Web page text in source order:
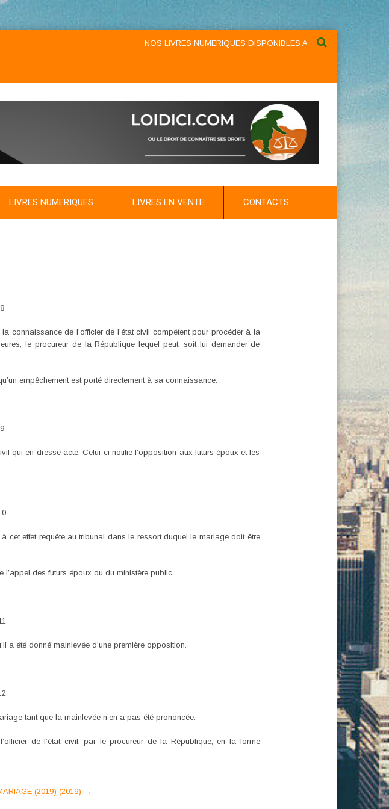
NOS LIVRES NUMERIQUES DISPONIBLES AU NIVEAU DU MENU
LIVRES NUMERIQUES LIVRES EN VENTE CONTACTS
connaissance de l’officier de l’état civil compétent pour procéder à la
le procureur de la République lequel peut, soit lui demander de
empêchement est porté directement à sa connaissance.
qui en dresse acte. Celui-ci notifie l’opposition aux futurs époux et les
cet effet requête au tribunal dans le ressort duquel le mariage doit être
l’appel des futurs époux ou du ministère public.
a été donné mainlevée d’une première opposition.
tant que la mainlevée n’en a pas été prononcée.
de l’état civil, par le procureur de la République, en la forme
(2019) (2019) →